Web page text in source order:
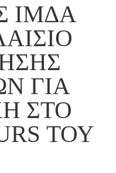
ΙΜΔΑ
ΓΙΑ
ΣΤΟ
ΤΟΥ